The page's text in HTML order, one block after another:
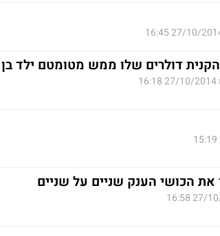
27/10/2014
דולרים שלו ממש מטומטם ילד בן 10 יותר
27/10/2014 16:18
את הכושי הענק שניים על שניים
27/10/